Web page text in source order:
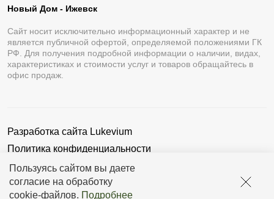
Пользуясь сайтом вы даете
согласие на обработку
cookie-файлов. Подробнее
Новый Дом - Ижевск
Сайт носит исключительно информационный характер и не
является публичной офертой, определяемой положениями ГК
РФ. Для получения подробной информации о наличии, видах,
характеристиках и стоимости услуг и товаров обращайтесь в
офис продаж.
Разработка сайта Lukevium
Политика конфиденциальности
Пользовательское соглашение